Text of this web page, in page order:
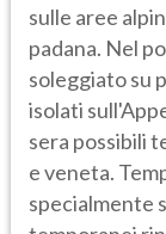
sulle aree
padana. Nel
soleggiato su
isolati
sera possibili
e veneta.
specialmente